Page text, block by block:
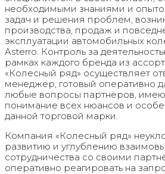
необходимыми знаниями и
задач и решения проблем,
производства, продаж и
эксплуатации автомобильных
Asterro. Контроль за
рамках каждого бренда из
«Колесный ряд» осуществляет
менеджер, готовый оперативно
любые вопросы партнёров,
понимание всех нюансов и
данной торговой марки.
Компания «Колесный ряд»
развитию и углублению
сотрудничества со своими
оперативно реагировать на